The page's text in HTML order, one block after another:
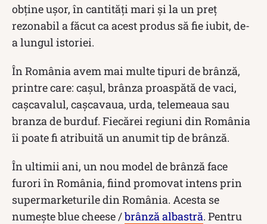
obține ușor, în cantități mari și la un preț
rezonabil a făcut ca acest produs să fie iubit, de-
a lungul istoriei.
În România avem mai multe tipuri de brânză,
printre care: cașul, brânza proaspătă de vaci,
cașcavalul, cașcavaua, urda, telemeaua sau
branza de burduf. Fiecărei regiuni din România
îi poate fi atribuită un anumit tip de brânză.
În ultimii ani, un nou model de brânză face
furori în România, fiind promovat intens prin
supermarketurile din România. Acesta se
numește blue cheese /brânză albastră. Pentru